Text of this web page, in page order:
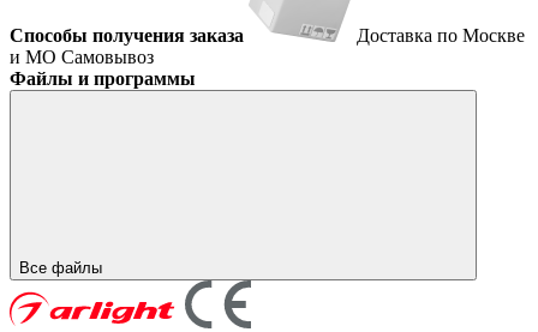
Способы получения заказа
Доставка по Москве
и МО Самовывоз
Файлы и программы
Все файлы